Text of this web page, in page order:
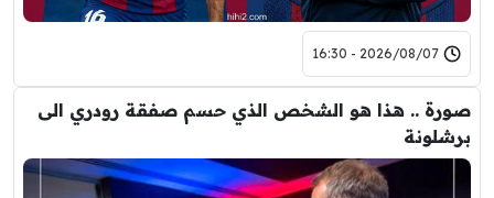
2026/08/07 - 16:30
صورة .. هذا هو الشخص الذي حسم صفقة رودري الى
برشلونة